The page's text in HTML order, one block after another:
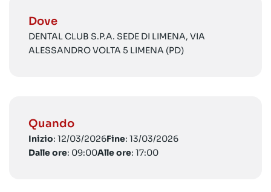
Dove
DENTAL CLUB S.P.A. SEDE DI LIMENA, VIA
ALESSANDRO VOLTA 5 LIMENA (PD)
Quando
Inizio: 12/03/2026Fine: 13/03/2026
Dalle ore: 09:00Alle ore: 17:00